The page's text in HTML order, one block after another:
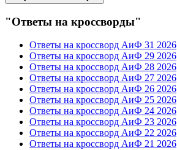
"Ответы на кроссворды"
Ответы на кроссворд АиФ 31 2026
Ответы на кроссворд АиФ 29 2026
Ответы на кроссворд АиФ 28 2026
Ответы на кроссворд АиФ 27 2026
Ответы на кроссворд АиФ 26 2026
Ответы на кроссворд АиФ 25 2026
Ответы на кроссворд АиФ 24 2026
Ответы на кроссворд АиФ 23 2026
Ответы на кроссворд АиФ 22 2026
Ответы на кроссворд АиФ 21 2026